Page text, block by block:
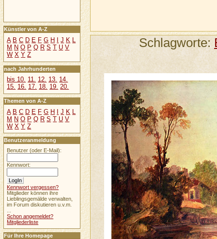
Schlagworte:
Künstler von A-Z
A B C D E F G H J K L
M N O P Q R S T U V
W X Y Z
nach Jahrhunderten
bis 10. 11. 12. 13. 14.
15. 16. 17. 18. 19. 20.
Themen von A-Z
A B C D E F G H I J K L
M N O P Q R S T U V
W X Y Z
Benutzeranmeldung
Benutzer (oder E-Mail):
Kennwort:
Kennwort vergessen?
Mitglieder können ihre
Lieblingsgemälde verwalten,
im Forum diskutieren u.v.m.
Schon angemeldet?
Mitgliederliste
Für Ihre Homepage